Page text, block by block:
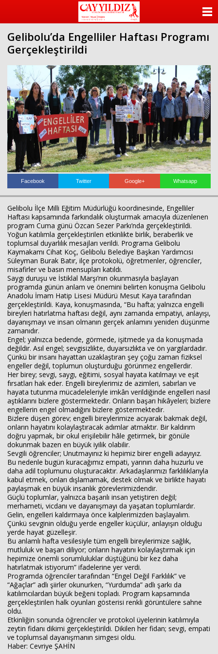
Gelibolu’da Engelliler Haftası Programı
Gerçekleştirildi
Facebook Twitter Google+ Whatsapp
Gelibolu İlçe Milli Eğitim Müdürlüğü koordinesinde, Engelliler
Haftası kapsamında farkındalık oluşturmak amacıyla düzenlenen
program Cuma günü Özcan Sezer Parkı’nda gerçekleştirildi.
Yoğun katılımla gerçekleştirilen etkinlikte birlik, beraberlik ve
toplumsal duyarlılık mesajları verildi. Programa Gelibolu
Kaymakamı Cihat Koç, Gelibolu Belediye Başkan Yardımcısı
Süleyman Burak Batır, ilçe protokolü, öğretmenler, öğrenciler,
misafirler ve basın mensupları katıldı.
Saygı duruşu ve İstiklal Marşı’nın okunmasıyla başlayan
programda günün anlam ve önemini belirten konuşma Gelibolu
Anadolu İmam Hatip Lisesi Müdürü Mesut Kaya tarafından
gerçekleştirildi. Kaya, konuşmasında, “Bu hafta; yalnızca engelli
bireyleri hatırlatma haftası değil, aynı zamanda empatiyi, anlayışı,
dayanışmayı ve insan olmanın gerçek anlamını yeniden düşünme
zamanıdır.
Engel; yalnızca bedende, görmede, işitmede ya da konuşmada
değildir. Asıl engel; sevgisizlikte, duyarsızlıkta ve ön yargılardadır.
Çünkü bir insanı hayattan uzaklaştıran şey çoğu zaman fiziksel
engeller değil, toplumun oluşturduğu görünmez engellerdir.
Her birey; sevgi, saygı, eğitimi, sosyal hayata katılmayı ve eşit
fırsatları hak eder. Engelli bireylerimiz de azimleri, sabırları ve
hayata tutunma mücadeleleriyle imkân verildiğinde engelleri nasıl
aştıklarını bizlere göstermektedir. Onların başarı hikâyeleri; bizlere
engellerin engel olmadığını bizlere göstermektedir.
Bizlere düşen görev; engelli bireylerimize acıyarak bakmak değil,
onların hayatını kolaylaştıracak adımlar atmaktır. Bir kaldırım
doğru yapmak, bir okul erişilebilir hâle getirmek, bir gönüle
dokunmak bazen en büyük iyilik olabilir.
Sevgili öğrenciler; Unutmayınız ki hepimiz birer engelli adayıyız.
Bu nedenle bugün kuracağımız empati, yarının daha huzurlu ve
daha adil toplumunu oluşturacaktır. Arkadaşlarımızı farklılıklarıyla
kabul etmek, onları dışlamamak, destek olmak ve birlikte hayatı
paylaşmak en büyük insanlık görevlerimizdendir.
Güçlü toplumlar, yalnızca başarılı insan yetiştiren değil;
merhameti, vicdanı ve dayanışmayı da yaşatan toplumlardır.
Gelin, engelleri kaldırmaya önce kalplerimizden başlayalım.
Çünkü sevginin olduğu yerde engeller küçülür, anlayışın olduğu
yerde hayat güzelleşir.
Bu anlamlı hafta vesilesiyle tüm engelli bireylerimize sağlık,
mutluluk ve başarı diliyor; onların hayatını kolaylaştırmak için
hepimize önemli sorumluluklar düştüğünü bir kez daha
hatırlatmak istiyorum” ifadelerine yer verdi.
Programda öğrenciler tarafından “Engel Değil Farklılık” ve
“Ağaçlar” adlı şiirler okunurken, “Yurdumda” adlı şarkı da
katılımcılardan büyük beğeni topladı. Program kapsamında
gerçekleştirilen halk oyunları gösterisi renkli görüntülere sahne
oldu.
Etkinliğin sonunda öğrenciler ve protokol üyelerinin katılımıyla
zeytin fidanı dikimi gerçekleştirildi. Dikilen her fidan; sevgi, empati
ve toplumsal dayanışmanın simgesi oldu.
Haber: Cevriye ŞAHİN
KATEGORİLER
ANKETLER
FOTO GALERİ
VİDEO GALERİ
KÜNYE
Haberin Doğru Adresi.